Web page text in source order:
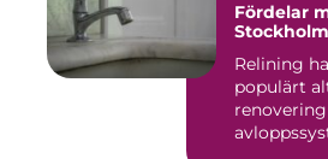
Fördelar
Stockholm
Relining
populärt